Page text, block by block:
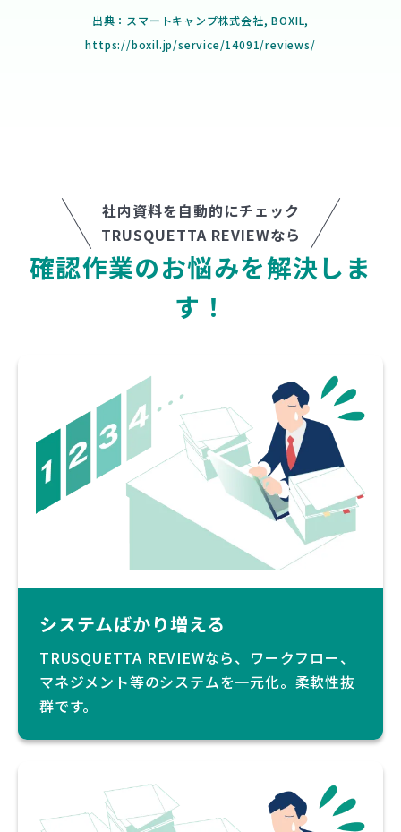
出典：スマートキャンプ株式会社, BOXIL,
https://boxil.jp/service/14091/reviews/
社内資料を自動的にチェック
TRUSQUETTA REVIEWなら
確認作業のお悩みを解決し ま
す ！
システムばかり増える
TRUSQUETTA REVIEWなら、ワークフロー、
マネジメント等のシステムを一元化。柔軟性抜
群です。